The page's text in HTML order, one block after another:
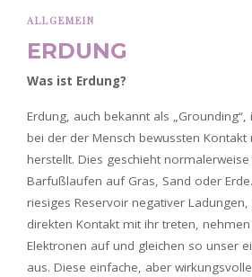
ALLGEMEIN
ERDUNG
Was ist Erdung?
Erdung, auch bekannt als
bei der der Mensch bewussten
herstellt. Dies geschieht
Barfußlaufen auf Gras, Sand oder
riesiges Reservoir negativer
direkten Kontakt mit ihr treten,
Elektronen auf und gleichen so unser
aus. Diese einfache, aber